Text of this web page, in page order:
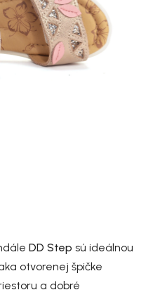
DD Step sú ideálnou
otvorenej špičke
a dobré